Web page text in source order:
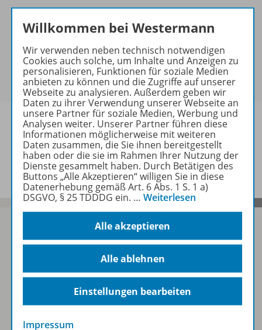
Hinweis zu Sonderkonditionen
Bei Bezahlung über Paypal und Kreditkarte können
keine Sonderkonditionen gewährt werden.
Informationen
Zum Newsletter anmelden
Willkommen bei Westermann
Wir verwenden neben technisch notwendigen
Cookies auch solche, um Inhalte und Anzeigen zu
personalisieren, Funktionen für soziale Medien
anbieten zu können und die Zugriffe auf unserer
Webseite zu analysieren. Außerdem geben wir
Daten zu ihrer Verwendung unserer Webseite an
unsere Partner für soziale Medien, Werbung und
Analysen weiter. Unserer Partner führen diese
Informationen möglicherweise mit weiteren
Daten zusammen, die Sie ihnen bereitgestellt
haben oder die sie im Rahmen Ihrer Nutzung der
Dienste gesammelt haben. Durch Betätigen des
Buttons „Alle Akzeptieren“ willigen Sie in diese
Datenerhebung gemäß Art. 6 Abs. 1 S. 1 a)
DSGVO, § 25 TDDDG ein. … Weiterlesen
Alle akzeptieren
Alle ablehnen
Einstellungen bearbeiten
Impressum